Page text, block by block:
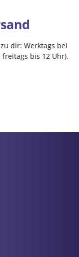
dir: Werktags bei
bis 12 Uhr).